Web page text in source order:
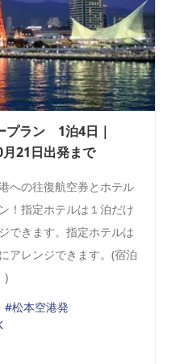
プラン 1泊4日｜
21日出発まで
への往復航空券とホテル
！指定ホテルは１泊だけ
できます。指定ホテルは
アレンジできます。(宿泊
)
#松本空港発